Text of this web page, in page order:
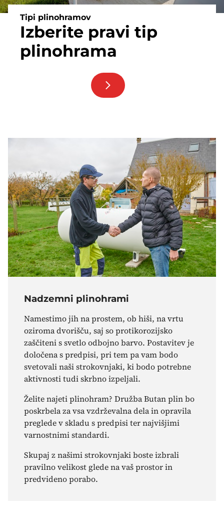
Tipi plinohramov
Izberite pravi tip
plinohrama
Nadzemni plinohrami
Namestimo jih na prostem, ob hiši, na vrtu
oziroma dvorišču, saj so protikorozijsko
zaščiteni s svetlo odbojno barvo. Postavitev je
določena s predpisi, pri tem pa vam bodo
svetovali naši strokovnjaki, ki bodo potrebne
aktivnosti tudi skrbno izpeljali.
Želite najeti plinohram? Družba Butan plin bo
poskrbela za vsa vzdrževalna dela in opravila
preglede v skladu s predpisi ter najvišjimi
varnostnimi standardi.
Skupaj z našimi strokovnjaki boste izbrali
pravilno velikost glede na vaš prostor in
predvideno porabo.